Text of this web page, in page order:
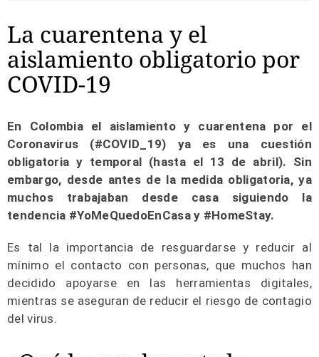
La cuarentena y el
aislamiento obligatorio por
COVID-19
En Colombia el aislamiento y cuarentena por el
Coronavirus (#COVID_19) ya es una cuestión
obligatoria y temporal (hasta el 13 de abril). Sin
embargo, desde antes de la medida obligatoria, ya
muchos trabajaban desde casa siguiendo la
tendencia #YoMeQuedoEnCasa y #HomeStay.
Es tal la importancia de resguardarse y reducir al
mínimo el contacto con personas, que muchos han
decidido apoyarse en las herramientas digitales,
mientras se aseguran de reducir el riesgo de contagio
del virus.